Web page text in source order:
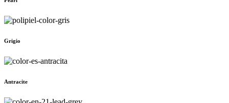
Grigio
Antracite